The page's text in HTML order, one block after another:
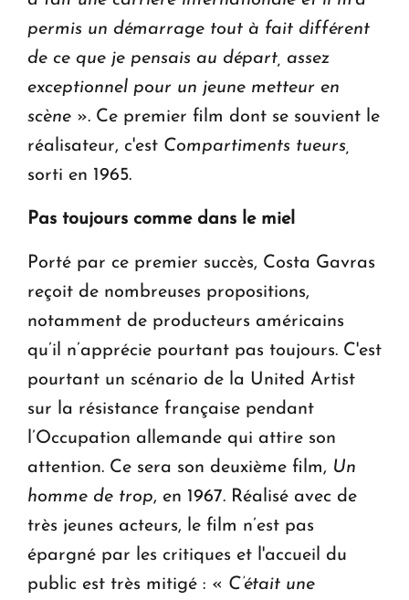
permis un démarrage tout à fait différent
de ce que je pensais au départ, assez
exceptionnel pour un jeune metteur en
scène ». Ce premier film dont se souvient le
réalisateur, c'est Compartiments tueurs,
sorti en 1965.
Pas toujours comme dans le miel
Porté par ce premier succès, Costa Gavras
reçoit de nombreuses propositions,
notamment de producteurs américains
qu’il n’apprécie pourtant pas toujours. C'est
pourtant un scénario de la United Artist
sur la résistance française pendant
l’Occupation allemande qui attire son
attention. Ce sera son deuxième film, Un
homme de trop, en 1967. Réalisé avec de
très jeunes acteurs, le film n’est pas
épargné par les critiques et l'accueil du
public est très mitigé : « C’était une